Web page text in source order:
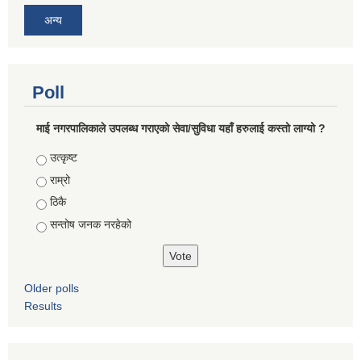
अन्य
Poll
माई नगरपालिकाले उपलब्ध गराएको सेवा/सुविधा यहाँ हरुलाई कस्तो लाग्यो ?
Choices
उत्कृष्ट
राम्रो
ठिकै
सन्तोष जनक नरहेको
Older polls
Results